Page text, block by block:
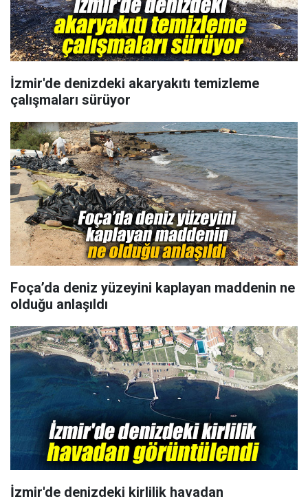
İzmir'de denizdeki akaryakıtı temizleme
çalışmaları sürüyor
Foça’da deniz yüzeyini kaplayan maddenin ne
olduğu anlaşıldı
İzmir'de denizdeki kirlilik havadan